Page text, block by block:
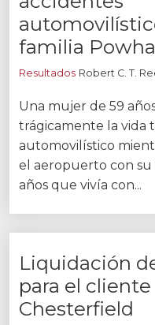
familia
Resultados Robert C. T.
Una mujer de 59
trágicamente la vida
automovilístico
el aeropuerto con su
años que vivía con...
Liquidación
para el cliente
Chesterfield